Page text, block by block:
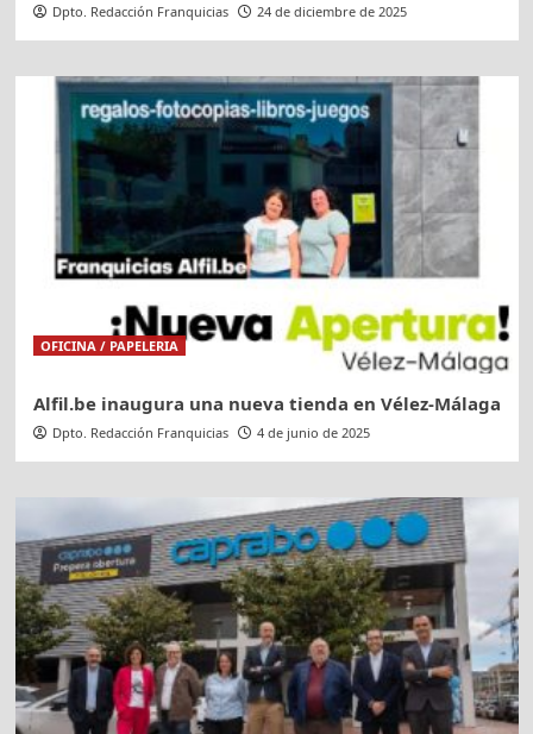
Dpto. Redacción Franquicias 24 de diciembre de 2025
OFICINA / PAPELERIA
Alfil.be inaugura una nueva tienda en Vélez-Málaga
Dpto. Redacción Franquicias 4 de junio de 2025